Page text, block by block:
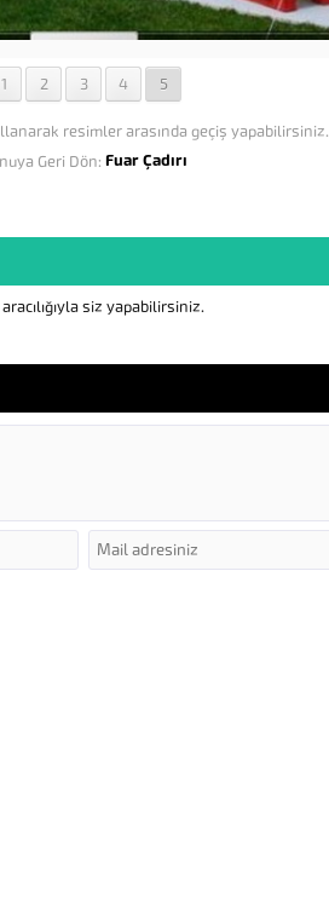
1 2 3 4 5
resimler arasında geçiş yapabilirsiniz.
Geri Dön: Fuar Çadırı
siz yapabilirsiniz.